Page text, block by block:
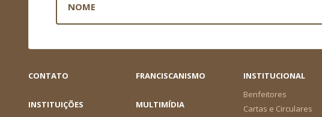
CONTATO FRANCISCANISMO
INSTITUCIONAL
Benfeitores
Cartas e Circulares
INSTITUIÇÕES
MULTIMÍDIA